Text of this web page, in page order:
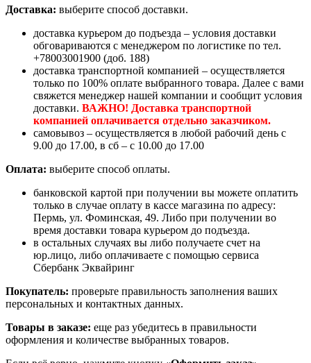
Доставка: выберите способ доставки.
доставка курьером до подъезда – условия доставки
обговариваются с менеджером по логистике по тел.
+78003001900 (доб. 188)
доставка транспортной компанией – осуществляется
только по 100% оплате выбранного товара. Далее с вами
свяжется менеджер нашей компании и сообщит условия
доставки. ВАЖНО! Доставка транспортной
компанией оплачивается отдельно заказчиком.
самовывоз – осуществляется в любой рабочий день с
9.00 до 17.00, в сб – с 10.00 до 17.00
Оплата: выберите способ оплаты.
банковской картой при получении вы можете оплатить
только в случае оплату в кассе магазина по адресу:
Пермь, ул. Фоминская, 49. Либо при получении во
время доставки товара курьером до подъезда.
в остальных случаях вы либо получаете счет на
юр.лицо, либо оплачиваете с помощью сервиса
Сбербанк Эквайринг
Покупатель: проверьте правильность заполнения ваших
персональных и контактных данных.
Товары в заказе: еще раз убедитесь в правильности
оформления и количестве выбранных товаров.